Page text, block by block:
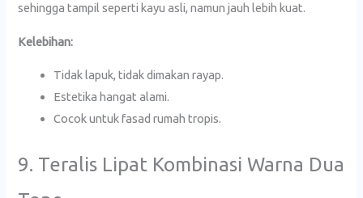
sehingga tampil seperti kayu asli, namun jauh lebih kuat.
Kelebihan:
Tidak lapuk, tidak dimakan rayap.
Estetika hangat alami.
Cocok untuk fasad rumah tropis.
9. Teralis Lipat Kombinasi Warna Dua